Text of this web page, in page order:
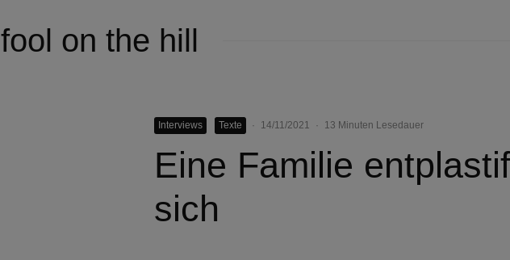
fool on the hill
Interviews Texte · 14/11/2021 · 13 Minuten Lesedauer
Eine Familie
sich